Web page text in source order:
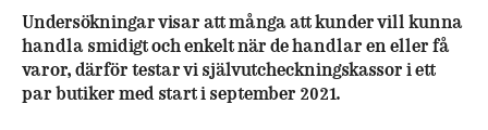
Undersökningar visar att många att kunder vill kunna
handla smidigt och enkelt när de handlar en eller få
varor, därför testar vi självutcheckningskassor i ett
par butiker med start i september 2021.